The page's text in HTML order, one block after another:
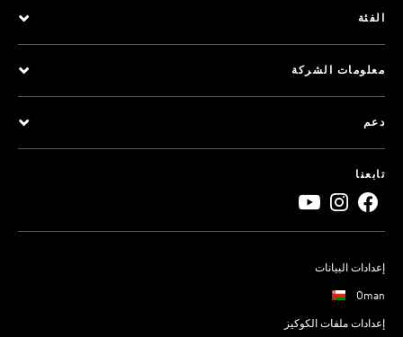
الفئة
معلومات الشركة
دعم
تابعنا
إعدادات البيانات
Oman
إعدادات ملفات الكوكيز